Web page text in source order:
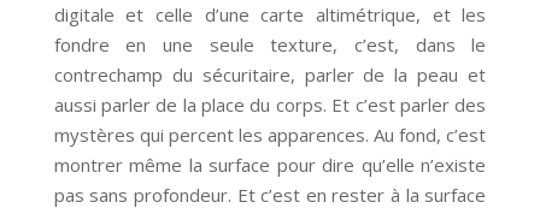
digitale et celle d’une carte altimétrique, et les
fondre en une seule texture, c’est, dans le
contrechamp du sécuritaire, parler de la peau et
aussi parler de la place du corps. Et c’est parler des
mystères qui percent les apparences. Au fond, c’est
montrer même la surface pour dire qu’elle n’existe
pas sans profondeur. Et c’est en rester à la surface